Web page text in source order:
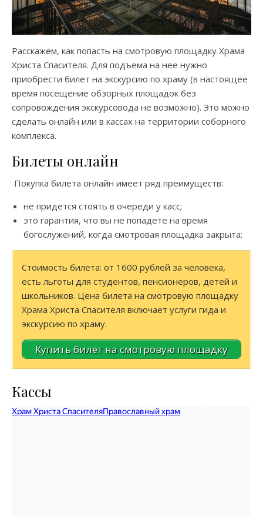
Расскажем, как попасть на смотровую площадку Храма
Христа Спасителя. Для подъема на нее нужно
приобрести билет на экскурсию по храму (в настоящее
время посещение обзорных площадок без
сопровождения экскурсовода не возможно). Это можно
сделать онлайн или в кассах на территории соборного
комплекса.
Билеты онлайн
Покупка билета онлайн имеет ряд преимуществ:
не придется стоять в очереди у касс;
это гарантия, что вы не попадете на время
богослужений, когда смотровая площадка закрыта;
Стоимость билета: от 1600 рублей за человека,
есть льготы для студентов, пенсионеров, детей и
школьников. Цена билета на смотровую площадку
Храма Христа Спасителя включает услуги гида и
экскурсию по храму.
Купить билет на смотровую площадку
Кассы
Кафедральный собор Храма Христа Спасителя